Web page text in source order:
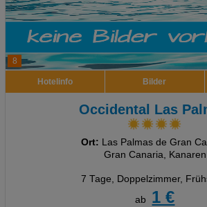
8
Hotelinfo Bilder
Occidental Las
Ort: Las Palmas de Gran
Gran Canaria, Kanaren
7 Tage, Doppelzimmer,
ab
1 €